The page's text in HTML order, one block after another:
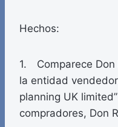
Hechos:
1. Comparece Don
la entidad
planning UK
compradores, Don